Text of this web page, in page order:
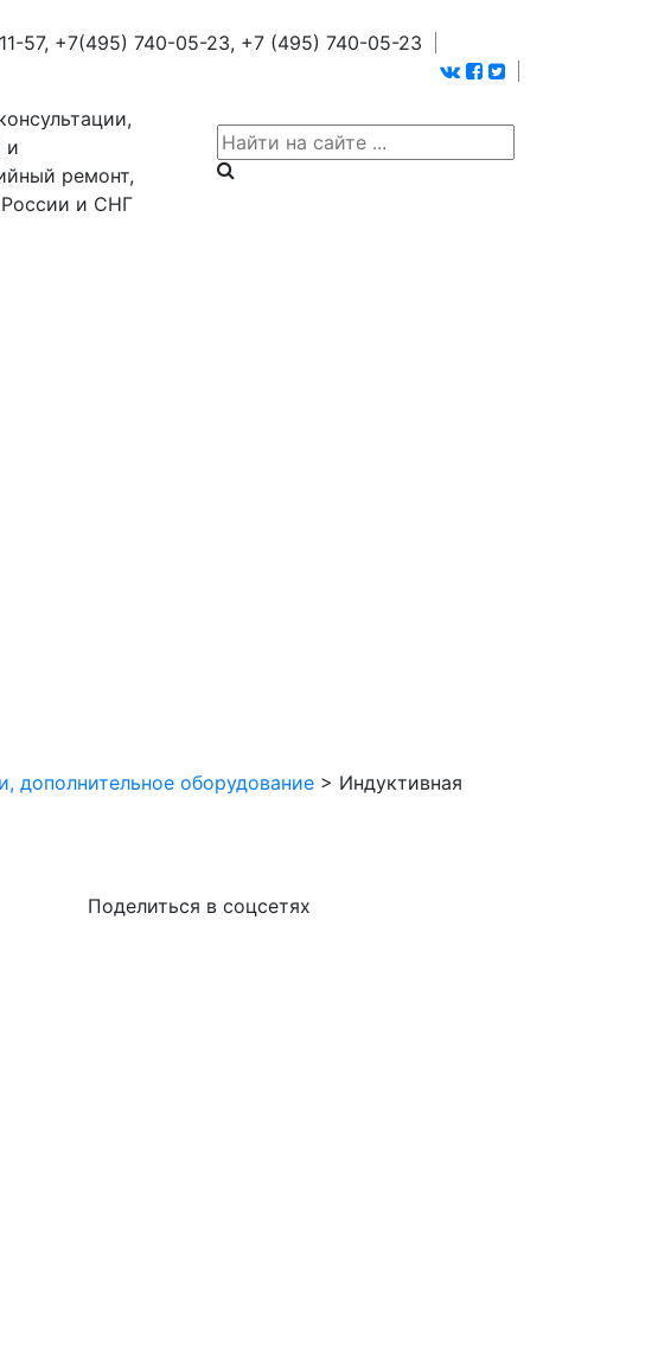
57, +7(495) 740-05-23, +7 (495) 740-05-23
и
ремонт,
и СНГ
дополнительное оборудование > Индуктивная
Поделиться в соцсетях